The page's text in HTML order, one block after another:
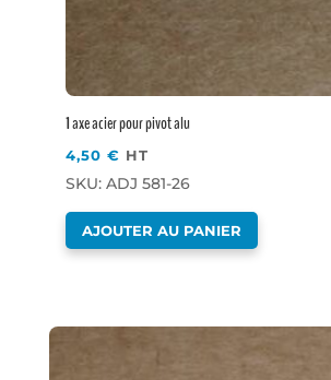
1 axe acier pour pivot alu
4,50 € HT
SKU: ADJ 581-26
AJOUTER AU PANIER